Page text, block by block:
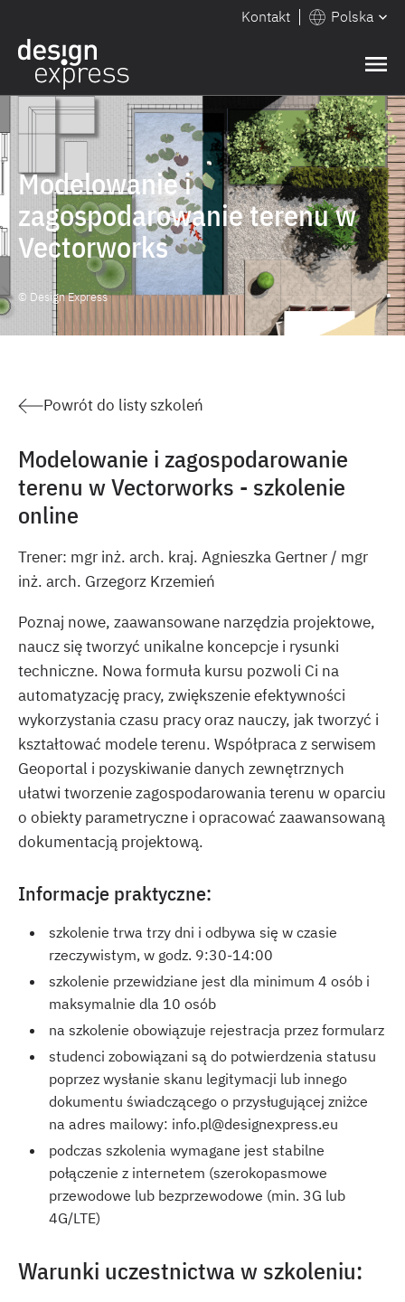
Kontakt Polska
Modelowanie i
zagospodarowanie terenu w
Vectorworks
© Design Express
Powrót do listy szkoleń
Modelowanie i zagospodarowanie
terenu w Vectorworks - szkolenie
online
Trener: mgr inż. arch. kraj. Agnieszka Gertner / mgr
inż. arch. Grzegorz Krzemień
Poznaj nowe, zaawansowane narzędzia projektowe,
naucz się tworzyć unikalne koncepcje i rysunki
techniczne. Nowa formuła kursu pozwoli Ci na
automatyzację pracy, zwiększenie efektywności
wykorzystania czasu pracy oraz nauczy, jak tworzyć i
kształtować modele terenu. Współpraca z serwisem
Geoportal i pozyskiwanie danych zewnętrznych
ułatwi tworzenie zagospodarowania terenu w oparciu
o obiekty parametryczne i opracować zaawansowaną
dokumentacją projektową.
Informacje praktyczne:
szkolenie trwa trzy dni i odbywa się w czasie
rzeczywistym, w godz. 9:30-14:00
szkolenie przewidziane jest dla minimum 4 osób i
maksymalnie dla 10 osób
na szkolenie obowiązuje rejestracja przez formularz
studenci zobowiązani są do potwierdzenia statusu
poprzez wysłanie skanu legitymacji lub innego
dokumentu świadczącego o przysługującej zniżce
na adres mailowy: info.pl@designexpress.eu
podczas szkolenia wymagane jest stabilne
połączenie z internetem (szerokopasmowe
przewodowe lub bezprzewodowe (min. 3G lub
4G/LTE)
Warunki uczestnictwa w szkoleniu: